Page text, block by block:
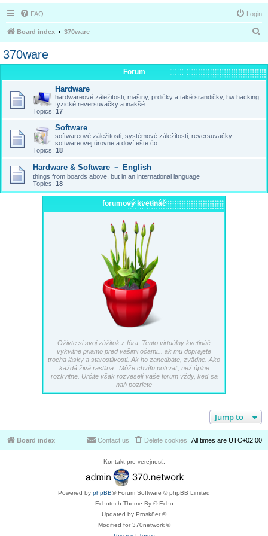
FAQ Login
Board index 370ware
r
370ware
Forum
Hardware
hardwareové záležitosti, mašiny, prdičky a také srandičky, hw hacking,
fyzické reversuvačky a inakšé
Topics: 17
Software
softwareové záležitosti, systémové záležitosti, reversuvačky
softwareovej úrovne a doví ešte čo
Topics: 18
Hardware & Software － English
things from boards above, but in an international language
Topics: 18
forumový kvetináč
Oživte si svoj zážitok z fóra. Tento virtuálny kvetináč
vykvitne priamo pred vašimi očami... ak mu doprajete
trocha lásky a starostlivosti. Ak ho zanedbáte, zvädne. Ako
každá živá rastlina.. Môže chvíľu potrvať, než úplne
rozkvitne. Určite však rozveselí vaše forum vždy, keď sa
naň pozriete
Jump to
Board index All times are UTC+02:00
Delete cookies
Contact us
Kontakt pre verejnosť:
Powered by phpBB® Forum Software © phpBB Limited
Echotech Theme By © Echo
Updated by Prosk8er ©
Modified for 370network ©